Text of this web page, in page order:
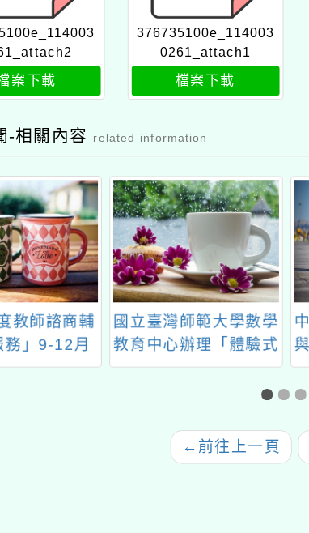
案下載
376735100e_114003
0261_attach1
檔案下載
-相關內容 related information
師範大學數學
辦理「體驗式
：教師研習暨
中華未來學校教育學會
與千碩教育合作特辦理
「教師增能系列研習」
← 前往上一頁